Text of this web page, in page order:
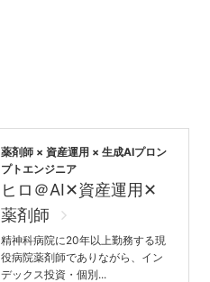
薬剤師 × 資産運用 × 生成AIプロン
プトエンジニア
ヒロ＠AI✕資産運用✕
薬剤師
精神科病院に20年以上勤務する現
役病院薬剤師でありながら、イン
デックス投資・個別...